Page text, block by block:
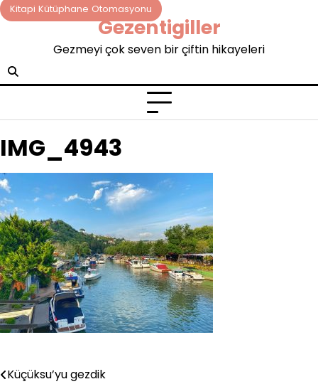
Skip
to
Kitapi Kütüphane Otomasyonu
Gezentigiller
Gezmeyi çok seven bir çiftin hikayeleri
IMG_4943
Yazı
Küçüksu’yu gezdik